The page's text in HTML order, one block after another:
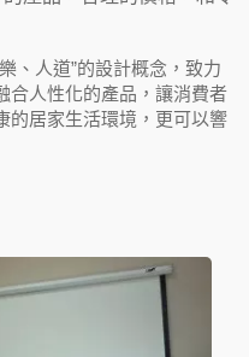
、人道”的設計概念，致力
合人性化的產品，讓消費者
的居家生活環境，更可以響